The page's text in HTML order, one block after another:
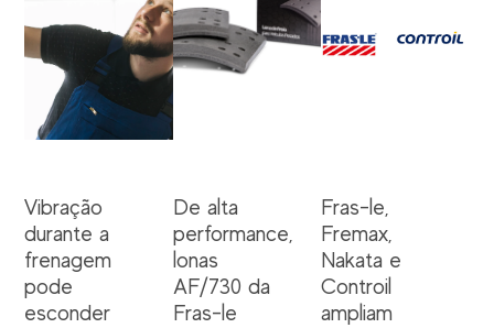
Vibração
durante a
frenagem
pode
esconder
De alta
performance,
lonas
AF/730 da
Fras-le
Fras-le,
Fremax,
Nakata e
Controil
ampliam